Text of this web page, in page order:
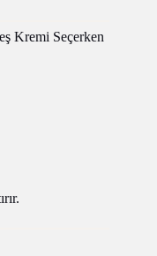
Kremi Seçerken